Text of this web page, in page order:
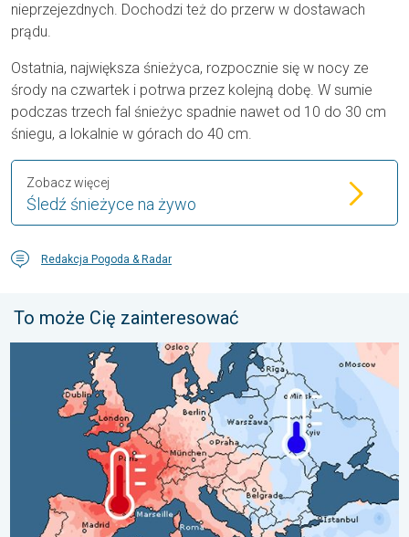
nieprzejezdnych. Dochodzi też do przerw w dostawach
prądu.
Ostatnia, największa śnieżyca, rozpocznie się w nocy ze
środy na czwartek i potrwa przez kolejną dobę. W sumie
podczas trzech fal śnieżyc spadnie nawet od 10 do 30 cm
śniegu, a lokalnie w górach do 40 cm.
Śledź śnieżyce na żywo
Zobacz więcej
Redakcja Pogoda & Radar
To może Cię zainteresować
Lipiec pełen pogodowych kontrastów. Podsumowanie